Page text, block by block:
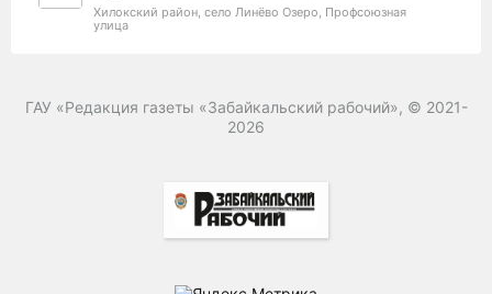
Хилокский район, село Линёво Озеро, Профсоюзная
улица
Сретенский район, село Верхние Куларки
Памятник в честь воинов-земляков, павших в
Памятник в честь воинов-земляков погибших на
фронтах Великой Отечественной войны
ГАУ «Редакция газеты «Забайкальский рабочий», © 2021-
2026